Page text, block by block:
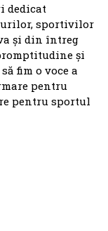
dedicat
sportivilor
și din întreg
și
fim o voce a
pentru
pentru sportul